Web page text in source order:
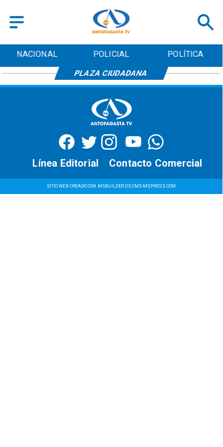
NACIONAL POLICIAL POLÍTICA
PLAZA CIUDADANA
SITIO WEB CREADO CON MSBUILDER DE CMS-MSPRESS.COM
Contacto Comercial
Línea Editorial